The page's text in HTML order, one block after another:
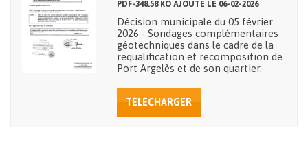
PDF-348.58 KO AJOUTÉ LE 06-02-2026
Décision municipale du 05 février
2026 - Sondages complémentaires
géotechniques dans le cadre de la
requalification et recomposition de
Port Argelès et de son quartier.
TÉLÉCHARGER